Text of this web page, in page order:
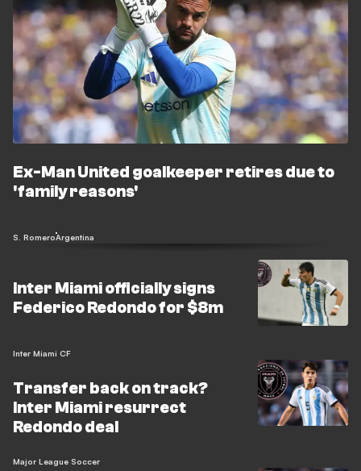
Ex-Man United goalkeeper retires due to
'family reasons'
S. RomeroArgentina
Inter Miami officially signs
Federico Redondo for $8m
Inter Miami CF
Transfer back on track?
Inter Miami resurrect
Redondo deal
Major League Soccer